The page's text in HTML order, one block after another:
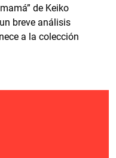
de Keiko
breve análisis
a la colección